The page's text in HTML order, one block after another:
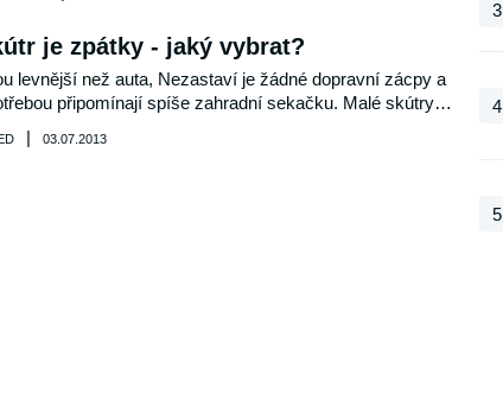
než dva miliony korun. Město její jednání považovalo za
otázky, kde končí práva majitelů domů a začíná
regulace parkování.
je zpátky - jaký vybrat?
levnější než auta, Nezastaví je žádné dopravní zácpy a
připomínají spíše zahradní sekačku. Malé skútry
125 ccm zažívají boom. Vděčí za to nové legislativě, podle
vlastník řidičského průkazu pro auto může kdykoliv
| 03.07.2013
3
4
5